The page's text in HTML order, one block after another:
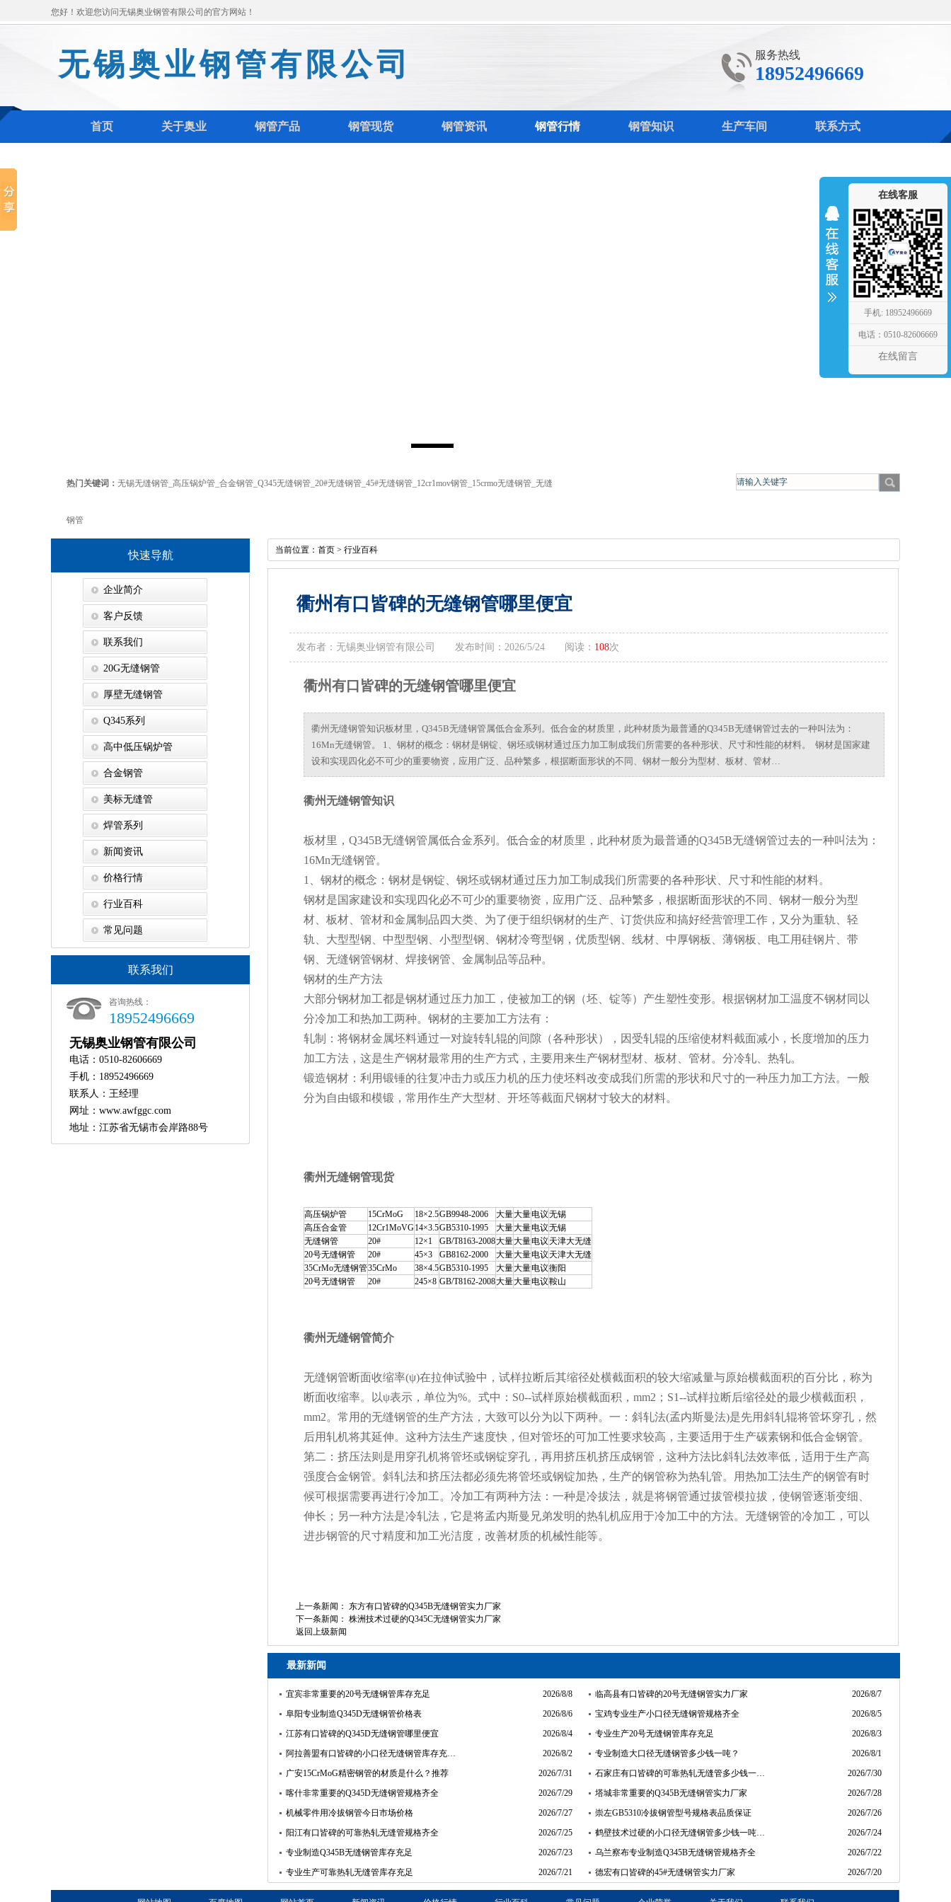
您好！欢迎您访问无锡奥业钢管有限公司的官方网站！
无锡奥业钢管有限公司 服务热线
18952496669
首页 关于奥业 钢管产品 钢管现货 钢管资讯 钢管行情 钢管知识 生产车间 联系方式
热门关键词： 无锡无缝钢管 高压锅炉管 合金钢管 Q345无缝钢管 20#无缝钢管 45#无缝钢管 12cr1mov钢管 15crmo无缝钢管 无缝
钢管
快速导航
企业简介
客户反馈
联系我们
20G无缝钢管
厚壁无缝钢管
Q345系列
高中低压锅炉管
合金钢管
美标无缝管
焊管系列
新闻资讯
价格行情
行业百科
常见问题
联系我们
咨询热线：
18952496669
无锡奥业钢管有限公司
电话：0510-82606669
手机：18952496669
联系人：王经理
网址：www.awfggc.com
地址：江苏省无锡市会岸路88号
当前位置： 首页 > 行业百科
衢州有口皆碑的无缝钢管哪里便宜
发布者：无锡奥业钢管有限公司 发布时间：2026/5/24 阅读： 108次
衢州有口皆碑的无缝钢管哪里便宜
衢州无缝钢管知识板材里，Q345B无缝钢管属低合金系列。低合金的材质里，此种材质为最普通的Q345B无缝钢管过去的一种叫法为：
16Mn无缝钢管。 1、钢材的概念：钢材是钢锭、钢坯或钢材通过压力加工制成我们所需要的各种形状、尺寸和性能的材料。 钢材是国家建
设和实现四化必不可少的重要物资，应用广泛、品种繁多，根据断面形状的不同、钢材一般分为型材、板材、管材…
衢州无缝钢管知识
板材里，Q345B无缝钢管属低合金系列。低合金的材质里，此种材质为最普通的Q345B无缝钢管过去的一种叫法为：
16Mn无缝钢管。
1、钢材的概念：钢材是钢锭、钢坯或钢材通过压力加工制成我们所需要的各种形状、尺寸和性能的材料。
钢材是国家建设和实现四化必不可少的重要物资，应用广泛、品种繁多，根据断面形状的不同、钢材一般分为型
材、板材、管材和金属制品四大类、为了便于组织钢材的生产、订货供应和搞好经营管理工作，又分为重轨、轻
轨、大型型钢、中型型钢、小型型钢、钢材冷弯型钢，优质型钢、线材、中厚钢板、薄钢板、电工用硅钢片、带
钢、无缝钢管钢材、焊接钢管、金属制品等品种。
钢材的生产方法
大部分钢材加工都是钢材通过压力加工，使被加工的钢（坯、锭等）产生塑性变形。根据钢材加工温度不钢材同以
分冷加工和热加工两种。钢材的主要加工方法有：
轧制：将钢材金属坯料通过一对旋转轧辊的间隙（各种形状），因受轧辊的压缩使材料截面减小，长度增加的压力
加工方法，这是生产钢材最常用的生产方式，主要用来生产钢材型材、板材、管材。分冷轧、热轧。
锻造钢材：利用锻锤的往复冲击力或压力机的压力使坯料改变成我们所需的形状和尺寸的一种压力加工方法。一般
分为自由锻和模锻，常用作生产大型材、开坯等截面尺钢材寸较大的材料。
衢州无缝钢管现货
高压锅炉管 15CrMoG 18×2.5GB9948-2006 大量大量电议无锡
高压合金管
12Cr1MoVG14×3.5GB5310-1995 大量大量电议无锡
无缝钢管
20# 12×1 GB/T8163-2008大量大量电议 天津大无缝
20号无缝钢管
20# 45×3 GB8162-2000 大量大量电议 天津大无缝
35CrMo无缝钢管35CrMo 38×4.5GB5310-1995 大量大量电议衡阳
20号无缝钢管
20# 245×8 GB/T8162-2008大量大量电议鞍山
衢州无缝钢管简介
无缝钢管断面收缩率(ψ)在拉伸试验中，试样拉断后其缩径处横截面积的较大缩减量与原始横截面积的百分比，称为
断面收缩率。以ψ表示，单位为%。式中：S0--试样原始横截面积，mm2；S1--试样拉断后缩径处的最少横截面积，
mm2。常用的无缝钢管的生产方法，大致可以分为以下两种。一：斜轧法(孟内斯曼法)是先用斜轧辊将管坏穿孔，然
后用轧机将其延伸。这种方法生产速度快，但对管坯的可加工性要求较高，主要适用于生产碳素钢和低合金钢管。
第二：挤压法则是用穿孔机将管坯或钢锭穿孔，再用挤压机挤压成钢管，这种方法比斜轧法效率低，适用于生产高
强度合金钢管。斜轧法和挤压法都必须先将管坯或钢锭加热，生产的钢管称为热轧管。用热加工法生产的钢管有时
候可根据需要再进行冷加工。冷加工有两种方法：一种是冷拔法，就是将钢管通过拔管模拉拔，使钢管逐渐变细、
伸长；另一种方法是冷轧法，它是将孟内斯曼兄弟发明的热轧机应用于冷加工中的方法。无缝钢管的冷加工，可以
进步钢管的尺寸精度和加工光洁度，改善材质的机械性能等。
上一条新闻： 东方有口皆碑的Q345B无缝钢管实力厂家
下一条新闻： 株洲技术过硬的Q345C无缝钢管实力厂家
返回上级新闻
最新新闻
2026/8/8
宜宾非常重要的20号无缝钢管库存充足 2026/8/7
临高县有口皆碑的20号无缝钢管实力厂家
2026/8/6
阜阳专业制造Q345D无缝钢管价格表 2026/8/5
宝鸡专业生产小口径无缝钢管规格齐全
2026/8/4
江苏有口皆碑的Q345D无缝钢管哪里便宜 2026/8/3
专业生产20号无缝钢管库存充足
2026/8/2
阿拉善盟有口皆碑的小口径无缝钢管库存充… 2026/8/1
专业制造大口径无缝钢管多少钱一吨？
2026/7/31
广安15CrMoG精密钢管的材质是什么？推荐 2026/7/30
石家庄有口皆碑的可靠热轧无缝管多少钱一…
2026/7/29
喀什非常重要的Q345D无缝钢管规格齐全 2026/7/28
塔城非常重要的Q345B无缝钢管实力厂家
2026/7/27
机械零件用冷拔钢管今日市场价格 2026/7/26
崇左GB5310冷拔钢管型号规格表品质保证
2026/7/25
阳江有口皆碑的可靠热轧无缝管规格齐全 2026/7/24
鹤壁技术过硬的小口径无缝钢管多少钱一吨…
2026/7/23
专业制造Q345B无缝钢管库存充足 2026/7/22
乌兰察布专业制造Q345B无缝钢管规格齐全
2026/7/21
专业生产可靠热轧无缝管库存充足 2026/7/20
德宏有口皆碑的45#无缝钢管实力厂家
在线客服
手机: 18952496669
电话：0510-82606669
在线留言